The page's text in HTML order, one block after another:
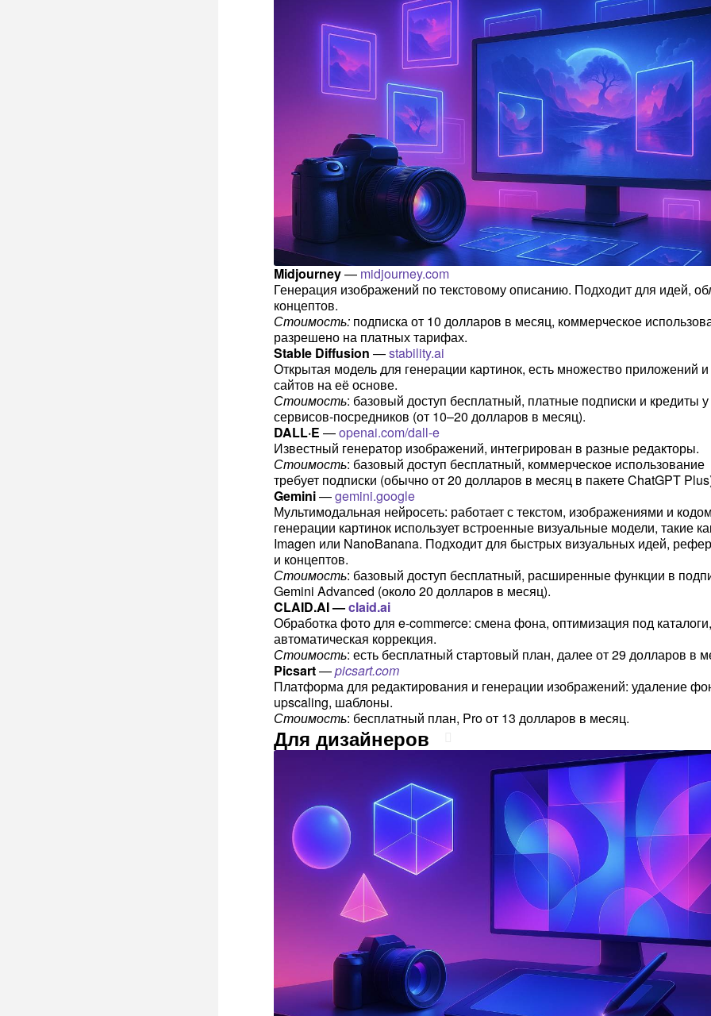
Midjourney— midjourney.com
Генерация изображений по текстовому описанию. Подходит для идей,
концептов.
Стоимость: подписка от 10 долларов в месяц, коммерческое
разрешено на платных тарифах.
Stable Diffusion —stability.ai
Открытая модель для генерации картинок, есть множество приложений и
сайтов на её основе.
Стоимость: базовый доступ бесплатный, платные подписки и кредиты у
сервисов-посредников (от 10–20 долларов в месяц).
DALL·E —openai.com/dall-e
Известный генератор изображений, интегрирован в разные редакторы.
Стоимость: базовый доступ бесплатный, коммерческое использование
требует подписки (обычно от 20 долларов в месяц в пакете ChatGPT
Gemini—gemini.google
Мультимодальная нейросеть: работает с текстом, изображениями и
генерации картинок использует встроенные визуальные модели, такие
Imagen или NanoBanana. Подходит для быстрых визуальных идей,
и концептов.
Стоимость: базовый доступ бесплатный, расширенные функции в
Gemini Advanced (около 20 долларов в месяц).
CLAID.AI —claid.ai
Обработка фото для e-commerce: смена фона, оптимизация под каталоги,
автоматическая коррекция.
Стоимость: есть бесплатный стартовый план, далее от 29 долларов в
Picsart—picsart.com
Платформа для редактирования и генерации изображений: удаление
upscaling, шаблоны.
Стоимость: бесплатный план, Pro от 13 долларов в месяц.
Для дизайнеров